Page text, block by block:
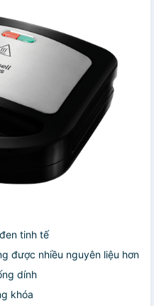
tinh tế
được nhiều nguyên liệu hơn
dính
khóa